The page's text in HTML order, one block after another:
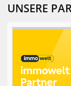
UNSERE